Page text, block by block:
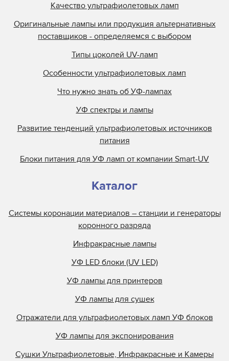
Качество ультрафиолетовых ламп
Оригинальные лампы или продукция альтернативных
поставщиков - определяемся с выбором
Типы цоколей UV-ламп
Особенности ультрафиолетовых ламп
Что нужно знать об УФ-лампах
УФ спектры и лампы
Развитие тенденций ультрафиолетовых источников
питания
Блоки питания для УФ ламп от компании Smart-UV
Каталог
Системы коронации материалов – станции и генераторы
коронного разряда
Инфракрасные лампы
УФ LED блоки (UV LED)
УФ лампы для принтеров
УФ лампы для сушек
Отражатели для ультрафиолетовых ламп УФ блоков
УФ лампы для экспонирования
Сушки Ультрафиолетовые, Инфракрасные и Камеры